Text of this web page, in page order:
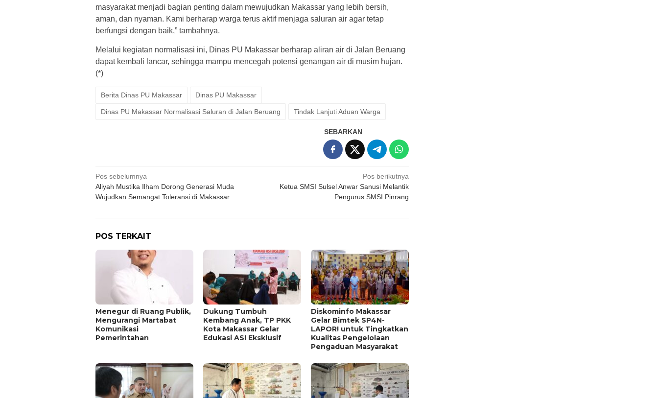
masyarakat menjadi bagian penting dalam mewujudkan Makassar yang lebih bersih,
aman, dan nyaman. Kami berharap warga terus aktif menjaga saluran air agar tetap
berfungsi dengan baik,” tambahnya.
Melalui kegiatan normalisasi ini, Dinas PU Makassar berharap aliran air di Jalan Beruang
dapat kembali lancar, sehingga mampu mencegah potensi genangan air di musim hujan.
(*)
Berita Dinas PU Makassar Dinas PU Makassar
Dinas PU Makassar Normalisasi Saluran di Jalan Beruang Tindak Lanjuti Aduan Warga
SEBARKAN
Navigasi
pos
Pos sebelumnya
Aliyah Mustika Ilham Dorong Generasi Muda
Wujudkan Semangat Toleransi di Makassar
Pos berikutnya
Ketua SMSI Sulsel Anwar Sanusi Melantik
Pengurus SMSI Pinrang
POS TERKAIT
Menegur di Ruang Publik,
Mengurangi Martabat
Komunikasi
Pemerintahan
Dukung Tumbuh
Kembang Anak, TP PKK
Kota Makassar Gelar
Edukasi ASI Eksklusif
Diskominfo Makassar
Gelar Bimtek SP4N-
LAPOR! untuk Tingkatkan
Kualitas Pengelolaan
Pengaduan Masyarakat